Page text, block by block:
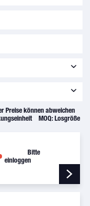
Preise können abweichen
MOQ:Losgröße
Bitte
einloggen